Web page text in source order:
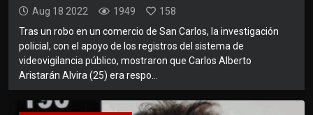
Aug 18 2022 1949
158
Tras un robo en un comercio de San Carlos, la investigación
policial, con el apoyo de los registros del sistema de
videovigilancia público, mostraron que Carlos Alberto
Aristarán Alvira (25) era respo...